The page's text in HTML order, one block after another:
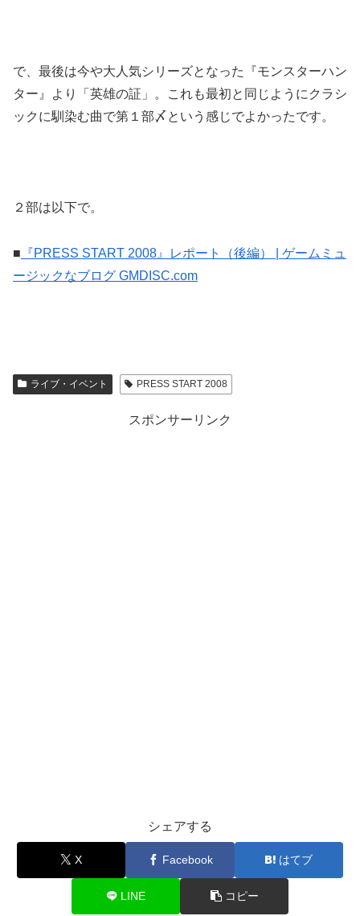
で、最後は今や大人気シリーズとなった『モンスターハン
ター』より「英雄の証」。これも最初と同じようにクラシ
ックに馴染む曲で第１部〆という感じでよかったです。
２部は以下で。
■ 『PRESS START 2008』レポート（後編） | ゲームミュ
ージックなブログ GMDISC.com
ライブ・イベント PRESS START 2008
スポンサーリンク
シェアする
X Facebook はてブ
LINE コピー